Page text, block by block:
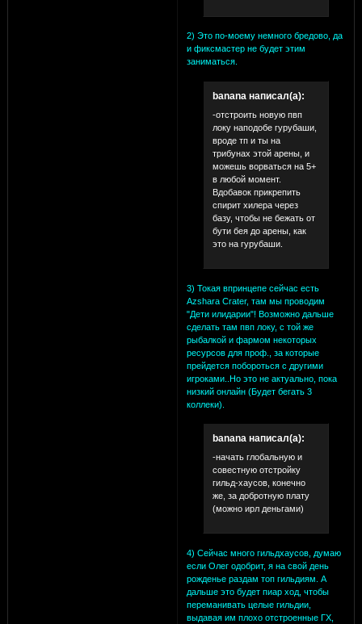
2) Это по-моему немного бредово, да
и фиксмастер не будет этим
заниматься.
banana написал(а):
-отстроить новую пвп
локу наподобе гурубаши,
вроде тп и ты на
трибунах этой арены, и
можешь ворваться на 5+
в любой момент.
Вдобавок прикрепить
спирит хилера через
базу, чтобы не бежать от
бути бея до арены, как
это на гурубаши.
3) Токая впринцепе сейчас есть
Azshara Crater, там мы проводим
"Дети илидарии"! Возможно дальше
сделать там пвп локу, с той же
рыбалкой и фармом некоторых
ресурсов для проф., за которые
прейдется побороться с другими
игроками..Но это не актуально, пока
низкий онлайн (Будет бегать 3
коллеки).
banana написал(а):
-начать глобальную и
совестную отстройку
гильд-хаусов, конечно
же, за добротную плату
(можно ирл деньгами)
4) Сейчас много гильдхаусов, думаю
если Олег одобрит, я на свой день
рожденье раздам топ гильдиям. А
дальше это будет пиар ход, чтобы
переманивать целые гильдии,
выдавая им плохо отстроенные ГХ,